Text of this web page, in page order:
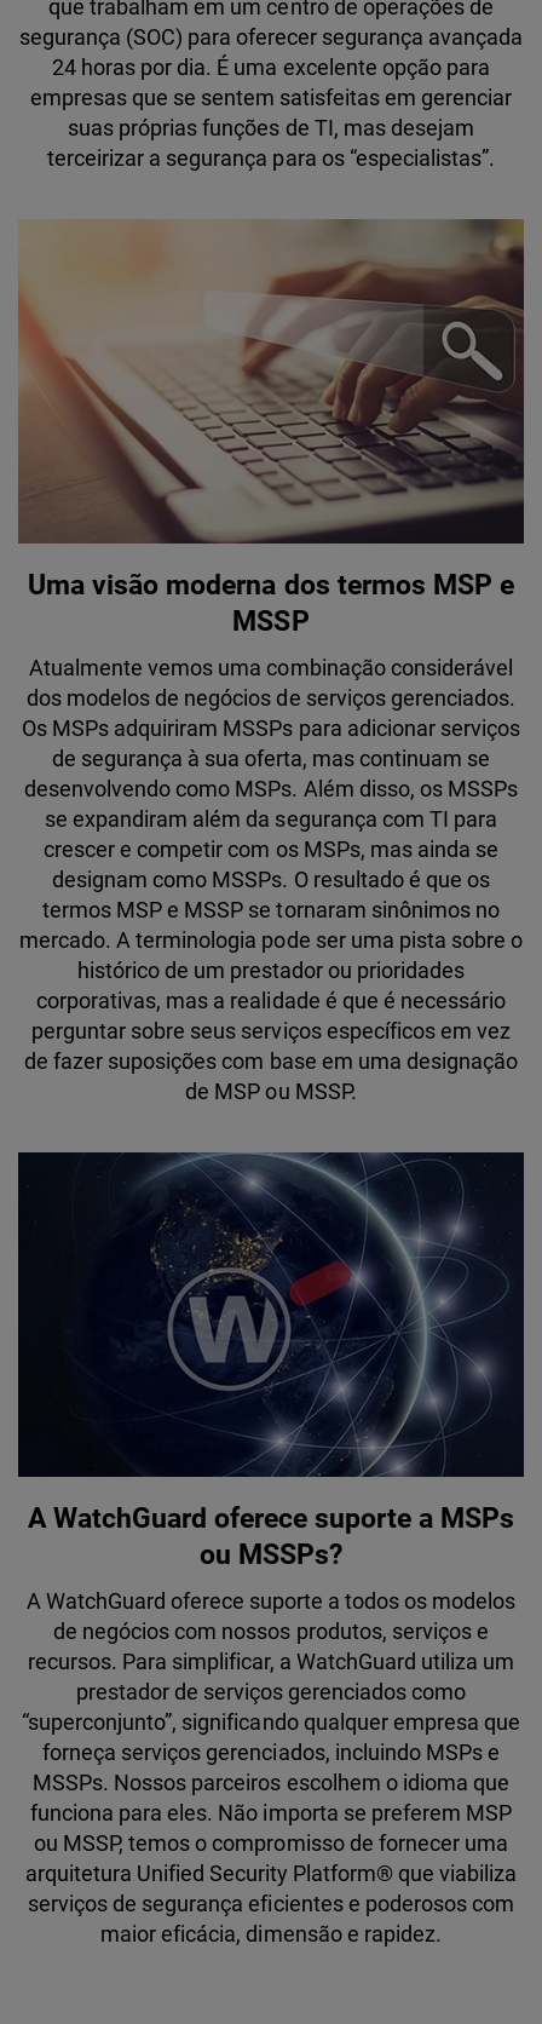
que trabalham em um centro de operações de
segurança (SOC) para oferecer segurança avançada
24 horas por dia. É uma excelente opção para
empresas que se sentem satisfeitas em gerenciar
suas próprias funções de TI, mas desejam
terceirizar a segurança para os “especialistas”.
Uma visão moderna dos termos MSP e
MSSP
Atualmente vemos uma combinação considerável
dos modelos de negócios de serviços gerenciados.
Os MSPs adquiriram MSSPs para adicionar serviços
de segurança à sua oferta, mas continuam se
desenvolvendo como MSPs. Além disso, os MSSPs
se expandiram além da segurança com TI para
crescer e competir com os MSPs, mas ainda se
designam como MSSPs. O resultado é que os
termos MSP e MSSP se tornaram sinônimos no
mercado. A terminologia pode ser uma pista sobre o
histórico de um prestador ou prioridades
corporativas, mas a realidade é que é necessário
perguntar sobre seus serviços específicos em vez
de fazer suposições com base em uma designação
de MSP ou MSSP.
A WatchGuard oferece suporte a MSPs
ou MSSPs?
A WatchGuard oferece suporte a todos os modelos
de negócios com nossos produtos, serviços e
recursos. Para simplificar, a WatchGuard utiliza um
prestador de serviços gerenciados como
“superconjunto”, significando qualquer empresa que
forneça serviços gerenciados, incluindo MSPs e
MSSPs. Nossos parceiros escolhem o idioma que
funciona para eles. Não importa se preferem MSP
ou MSSP, temos o compromisso de fornecer uma
arquitetura Unified Security Platform® que viabiliza
serviços de segurança eficientes e poderosos com
maior eficácia, dimensão e rapidez.